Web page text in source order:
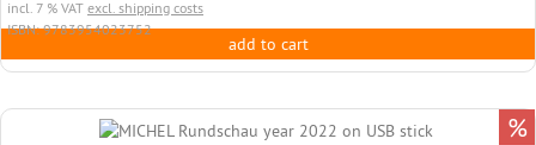
incl. 7 % VAT excl. shipping costs
ISBN: 9783954023752
add to cart
%